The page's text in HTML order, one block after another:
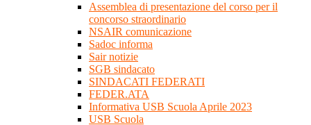
Assemblea di presentazione del corso per il
concorso straordinario
NSAIR comunicazione
Sadoc informa
Sair notizie
SGB sindacato
SINDACATI FEDERATI
FEDER.ATA
Informativa USB Scuola Aprile 2023
USB Scuola